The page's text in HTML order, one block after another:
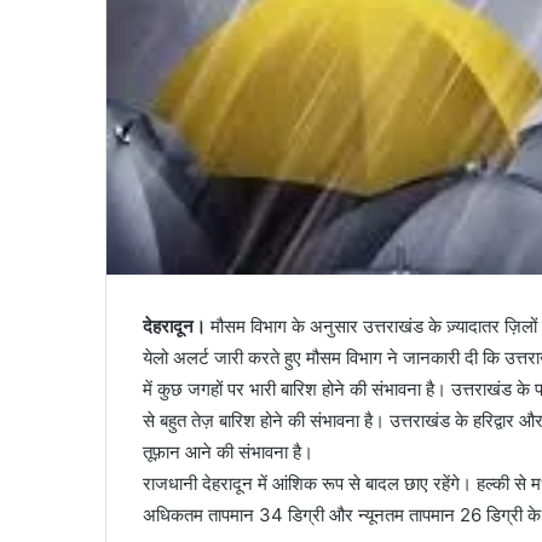
देहरादून। मौसम विभाग के अनुसार उत्तराखंड के ज़्यादातर
येलो अलर्ट जारी करते हुए मौसम विभाग ने जानकारी दी कि
में कुछ जगहों पर भारी बारिश होने की संभावना है।
से बहुत तेज़ बारिश होने की संभावना है। उत्तराखंड के
तूफ़ान आने की संभावना है।
राजधानी देहरादून में आंशिक रूप से बादल छाए रहेंगे। हल्की से
अधिकतम तापमान 34 डिग्री और न्यूनतम तापमान 26 डिग्री